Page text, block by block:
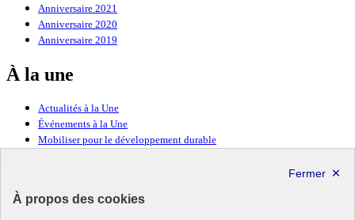
À propos des cookies
Anniversaire 2021
Anniversaire 2020
Anniversaire 2019
À la une
Actualités à la Une
Événements à la Une
Mobiliser pour le développement durable
Ressources